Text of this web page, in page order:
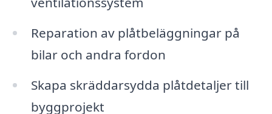
Reparation av plåtbeläggningar på
bilar och andra fordon
Skapa skräddarsydda plåtdetaljer till
byggprojekt